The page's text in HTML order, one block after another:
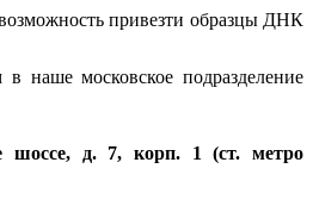
привезти образцы ДНК
в наше московское подразделение
шоссе, д. 7, корп. 1 (ст. метро